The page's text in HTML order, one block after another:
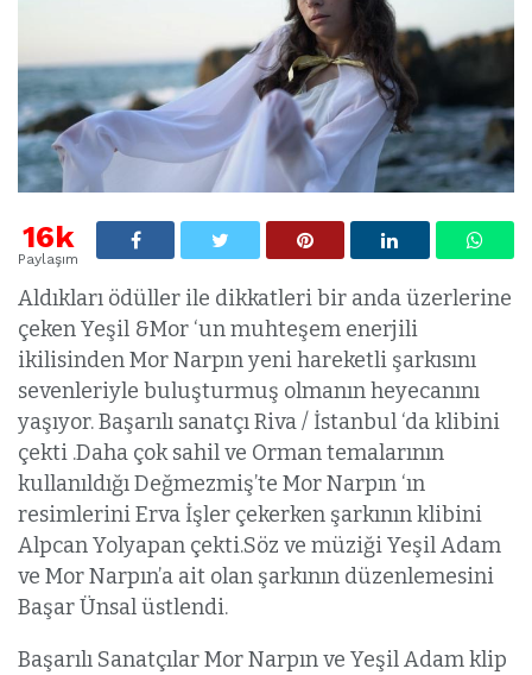
16k
Paylaşım
Aldıkları ödüller ile dikkatleri bir anda üzerlerine
çeken Yeşil &Mor ‘un muhteşem enerjili
ikilisinden Mor Narpın yeni hareketli şarkısını
sevenleriyle buluşturmuş olmanın heyecanını
yaşıyor. Başarılı sanatçı Riva / İstanbul ‘da klibini
çekti .Daha çok sahil ve Orman temalarının
kullanıldığı Değmezmiş’te Mor Narpın ‘ın
resimlerini Erva İşler çekerken şarkının klibini
Alpcan Yolyapan çekti.Söz ve müziği Yeşil Adam
ve Mor Narpın’a ait olan şarkının düzenlemesini
Başar Ünsal üstlendi.
Başarılı Sanatçılar Mor Narpın ve Yeşil Adam klip